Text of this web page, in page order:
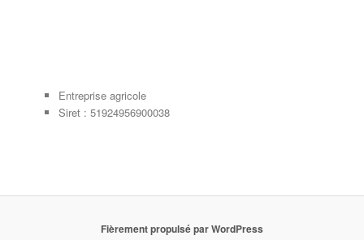
Entreprise agricole
Siret : 51924956900038
Fièrement propulsé par WordPress